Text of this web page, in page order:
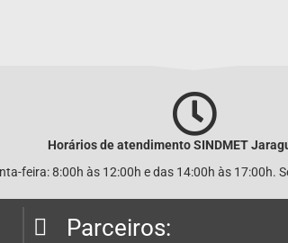
Horários de atendimento SINDMET
feira: 8:00h às 12:00h e das 14:00h às 17:00h.
Parceiros: